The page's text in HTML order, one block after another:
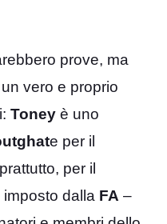
prove, ma
vero e proprio
Toney è uno
e per il
per il
dalla FA –